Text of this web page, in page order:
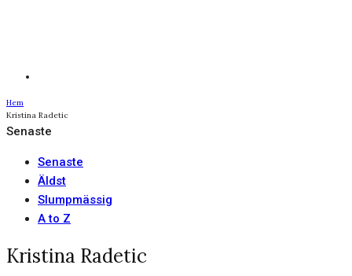
Hem
Kristina Radetic
Senaste
Senaste
Äldst
Slumpmässig
A to Z
Kristina Radetic